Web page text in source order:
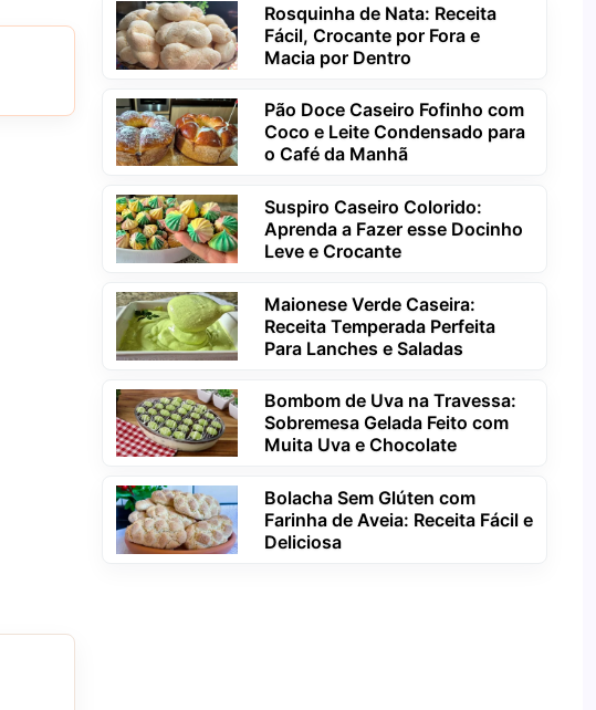
Rosquinha de Nata: Receita
Fácil, Crocante por Fora e
Macia por Dentro
Pão Doce Caseiro Fofinho com
Coco e Leite Condensado para
o Café da Manhã
Suspiro Caseiro Colorido:
Aprenda a Fazer esse Docinho
Leve e Crocante
Maionese Verde Caseira:
Receita Temperada Perfeita
Para Lanches e Saladas
Bombom de Uva na Travessa:
Sobremesa Gelada Feito com
Muita Uva e Chocolate
Bolacha Sem Glúten com
Farinha de Aveia: Receita Fácil e
Deliciosa